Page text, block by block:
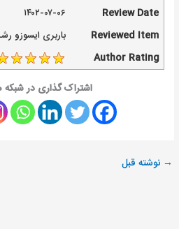
Review Date
۱۴۰۲-۰۷-۰۶
Reviewed Item
باربری ایسوزو
Author Rating
اشتراک گذاری در شبکه
→ نوشته قبل